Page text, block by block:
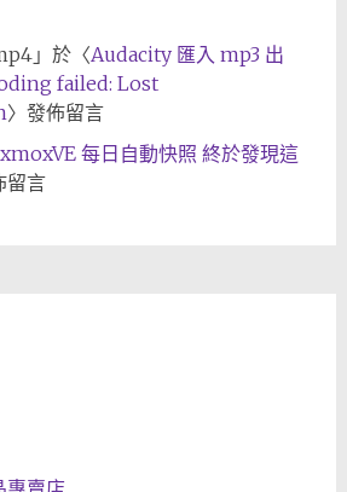
」於〈Audacity 匯入 mp3 出
failed: Lost
〉發佈留言
每日自動快照 終於發現這
留言